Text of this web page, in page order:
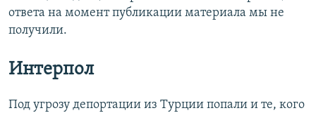
ответа на момент публикации материала мы не
получили.
Интерпол
Под угрозу депортации из Турции попали и те, кого